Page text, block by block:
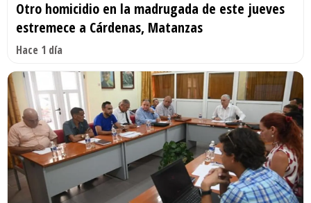
Otro homicidio en la madrugada de este jueves
estremece a Cárdenas, Matanzas
Hace 1 día